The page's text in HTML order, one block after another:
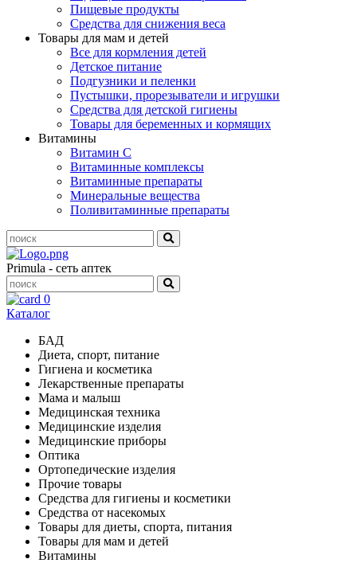
Пищевые продукты
Средства для снижения веса
Товары для мам и детей
Все для кормления детей
Детское питание
Подгузники и пеленки
Пустышки, прорезыватели и игрушки
Средства для детской гигиены
Товары для беременных и кормящих
Витамины
Витамин С
Витаминные комплексы
Витаминные препараты
Минеральные вещества
Поливитаминные препараты
Primula - сеть аптек
0
Каталог
БАД
Диета, спорт, питание
Гигиена и косметика
Лекарственные препараты
Мама и малыш
Медицинская техника
Медицинские изделия
Медицинские приборы
Оптика
Ортопедические изделия
Прочие товары
Средства для гигиены и косметики
Средства от насекомых
Товары для диеты, спорта, питания
Товары для мам и детей
Витамины